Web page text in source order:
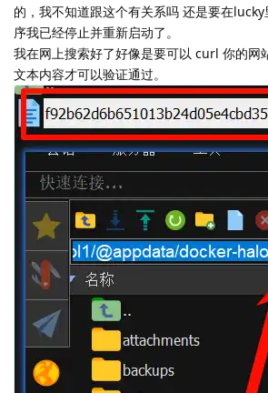
的，我不知道跟这个有关系吗 还是要在
序我已经停止并重新启动了。
我在网上搜索好了好像是要可以 curl 你的网
文本内容才可以验证通过。